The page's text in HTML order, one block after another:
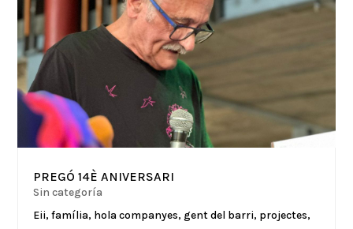
PREGÓ 14È ANIVERSARI
Sin categoría
Eii, família, hola companyes, gent del barri, projectes,